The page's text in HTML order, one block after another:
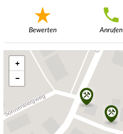
Bewerten Anrufen
+
−